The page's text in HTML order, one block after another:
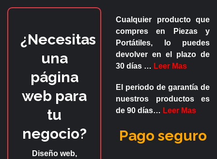
¿Necesitas
una
página
web para
tu
negocio?
Diseño web,
Cualquier producto que
compres en
Piezas y
Portátiles, lo puedes
devolver en el plazo de
30 días … Leer Mas
El periodo de garantía de
nuestros productos es
de 90 días… Leer Mas
Pago seguro